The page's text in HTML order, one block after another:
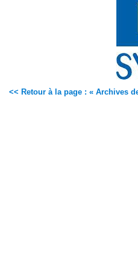
<< Retour à la page : « Archives